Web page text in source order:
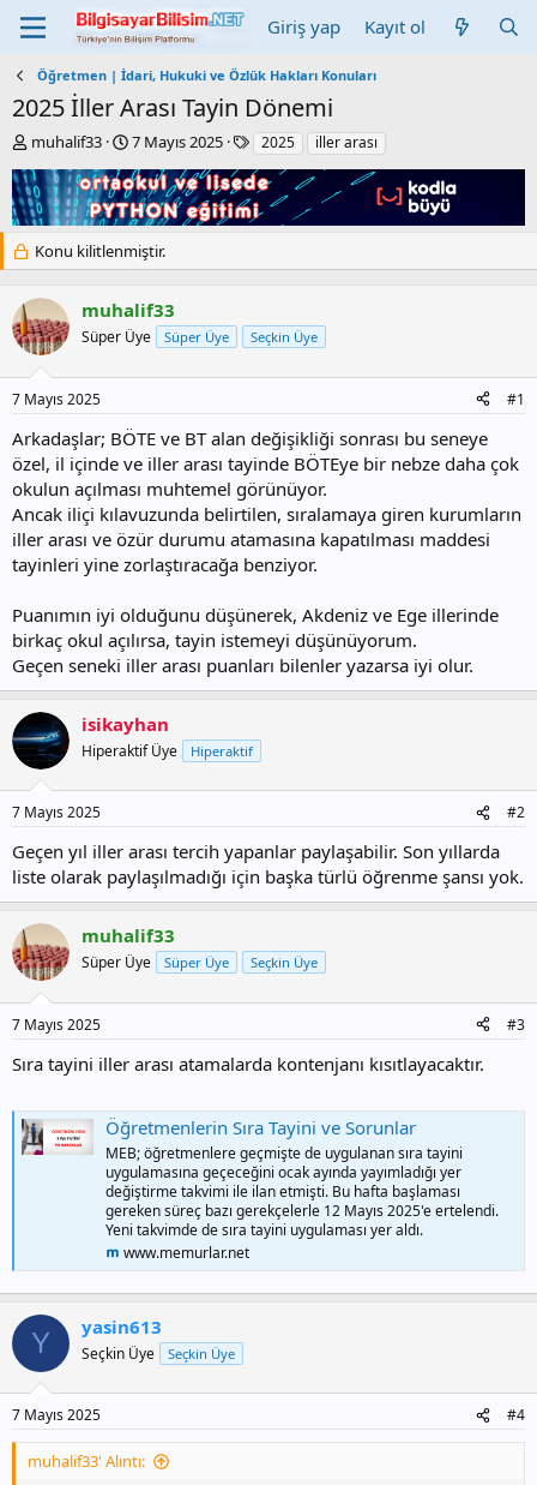
Giriş yap Kayıt ol
Öğretmen | İdari, Hukuki ve Özlük Hakları Konuları
2025 İller Arası Tayin Dönemi
K
n
b
u
y
u
a
ş
l
a
t
a
n
muhalif33
B
ş
l
a
n
g
ç
t
r
h
i
7 Mayıs 2025
E
i
k
e
l
2025 iller arası
Konu kilitlenmiştir.
muhalif33
Süper Üye Süper Üye Seçkin Üye
7 Mayıs 2025 #1
Arkadaşlar; BÖTE ve BT alan değişikliği sonrası bu seneye
özel, il içinde ve iller arası tayinde BÖTEye bir nebze daha çok
okulun açılması muhtemel görünüyor.
Ancak iliçi kılavuzunda belirtilen, sıralamaya giren kurumların
iller arası ve özür durumu atamasına kapatılması maddesi
tayinleri yine zorlaştıracağa benziyor.
Puanımın iyi olduğunu düşünerek, Akdeniz ve Ege illerinde
birkaç okul açılırsa, tayin istemeyi düşünüyorum.
Geçen seneki iller arası puanları bilenler yazarsa iyi olur.
isikayhan
Hiperaktif Üye Hiperaktif
7 Mayıs 2025 #2
Geçen yıl iller arası tercih yapanlar paylaşabilir. Son yıllarda
liste olarak paylaşılmadığı için başka türlü öğrenme şansı yok.
muhalif33
Süper Üye Süper Üye Seçkin Üye
7 Mayıs 2025 #3
Sıra tayini iller arası atamalarda kontenjanı kısıtlayacaktır.
Öğretmenlerin Sıra Tayini ve Sorunlar
MEB; öğretmenlere geçmişte de uygulanan sıra tayini
uygulamasına geçeceğini ocak ayında yayımladığı yer
değiştirme takvimi ile ilan etmişti. Bu hafta başlaması
gereken süreç bazı gerekçelerle 12 Mayıs 2025'e ertelendi.
Yeni takvimde de sıra tayini uygulaması yer aldı.
www.memurlar.net
Y yasin613
Seçkin Üye Seçkin Üye
7 Mayıs 2025 #4
muhalif33' Alıntı: